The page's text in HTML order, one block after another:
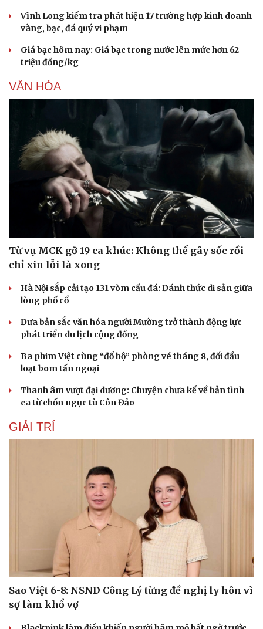
Du lịch
Tư vấn
Săn Tour
Câu chuyện thời sự
Kể chuyện cho bé
Giá cà phê hôm nay 7/8: Cà phê trong nước tiếp đà
tăng, lên mức 99.000 đồng/kg
Nhiều doanh nghiệp kinh doanh xăng dầu kém chất
lượng bị xử phạt hơn 1,7 tỷ đồng
Hầu hết các mặt hàng xăng dầu đều giảm từ 15h00
chiều nay 6/8
Vĩnh Long kiểm tra phát hiện 17 trường hợp kinh doanh
vàng, bạc, đá quý vi phạm
Giá bạc hôm nay: Giá bạc trong nước lên mức hơn 62
triệu đồng/kg
VĂN HÓA
Từ vụ MCK gỡ 19 ca khúc: Không thể gây sốc rồi
chỉ xin lỗi là xong
Hà Nội sắp cải tạo 131 vòm cầu đá: Đánh thức di sản giữa
lòng phố cổ
phát triển du lịch cộng đồng
Ba phim Việt cùng “đổ bộ” phòng vé tháng 8, đối đầu
loạt bom tấn ngoại
Thanh âm vượt đại dương: Chuyện chưa kể về bản tình
ca từ chốn ngục tù Côn Đảo
GIẢI TRÍ